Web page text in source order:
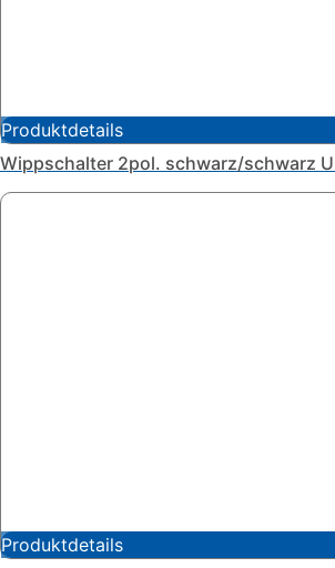
Produktdetails
Wippschalter 2pol. schwarz/schwarz
Produktdetails